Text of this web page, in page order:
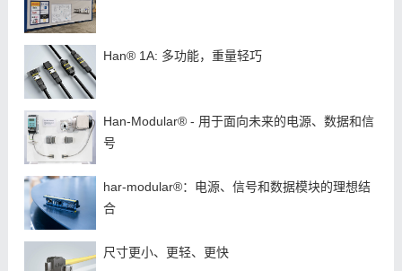
Han® 1A: 多功能，重量轻巧
Han-Modular® - 用于面向未来的电源、数据和信
号
har-modular®：电源、信号和数据模块的理想结
合
尺寸更小、更轻、更快